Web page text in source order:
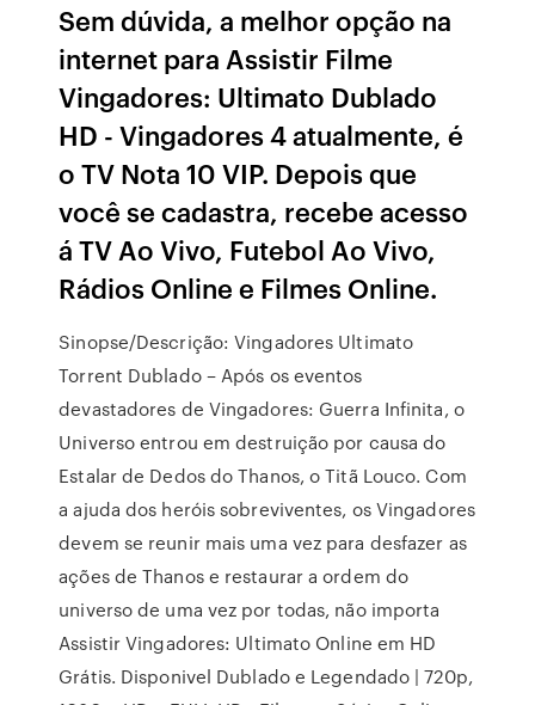
Sem dúvida, a melhor opção na
internet para Assistir Filme
Vingadores: Ultimato Dublado
HD - Vingadores 4 atualmente, é
o TV Nota 10 VIP. Depois que
você se cadastra, recebe acesso
á TV Ao Vivo, Futebol Ao Vivo,
Rádios Online e Filmes Online.
Sinopse/Descrição: Vingadores Ultimato
Torrent Dublado – Após os eventos
devastadores de Vingadores: Guerra Infinita, o
Universo entrou em destruição por causa do
Estalar de Dedos do Thanos, o Titã Louco. Com
a ajuda dos heróis sobreviventes, os Vingadores
devem se reunir mais uma vez para desfazer as
ações de Thanos e restaurar a ordem do
universo de uma vez por todas, não importa
Assistir Vingadores: Ultimato Online em HD
Grátis. Disponivel Dublado e Legendado | 720p,